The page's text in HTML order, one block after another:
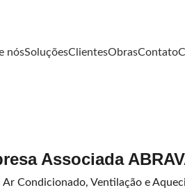
nósSoluçõesClientesObrasContato
Associada
Ar Condicionado, Ventilação e